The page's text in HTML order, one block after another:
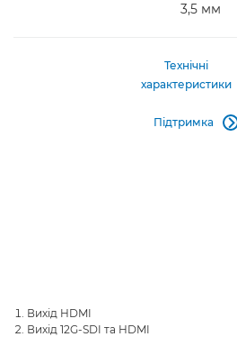
3,5 мм
Технічні
характеристики
Підтримка 
Вихід HDMI
Вихід 12G-SDI та HDMI